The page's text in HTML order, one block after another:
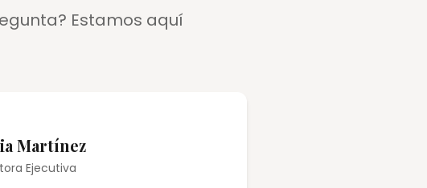
Estamos aquí
Martínez
Ejecutiva